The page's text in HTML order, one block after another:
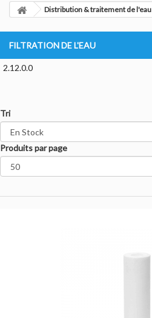
Distribution & traitement de l'eau
FILTRATION DE L'EAU
2.12.0.0
Tri
Produits par page